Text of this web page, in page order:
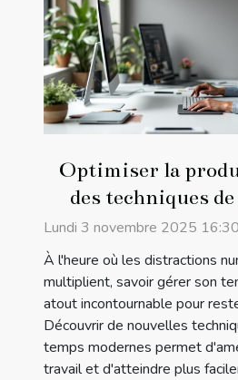
Optimiser la
des techniques
temps
Lundi 3 novembre 2025 16:30
À l'heure où les distractions
multiplient, savoir gérer son
atout incontournable pour
Découvrir de nouvelles
temps modernes permet
travail et d'atteindre plus